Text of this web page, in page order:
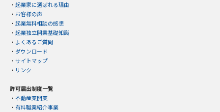
・ 起業家に選ばれる理由
・ お客様の声
・ 起業無料相談の感想
・ 起業独立開業基礎知識
・ よくあるご質問
・ ダウンロード
・ サイトマップ
・ リンク
許可届出制度一覧
・ 不動産業開業
・ 有料職業紹介事業